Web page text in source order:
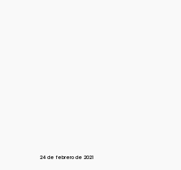
24 de febrero de 2021